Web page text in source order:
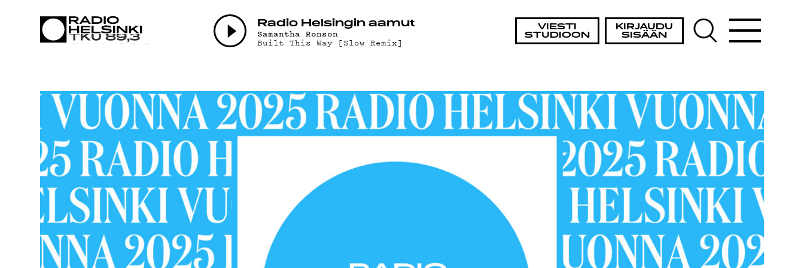
VIESTI
STUDIOON
KIRJAUDU
SISÄÄN
Radio Helsingin aamut
Samantha Ronson
Built This Way [Slow Remix]
AJANKOHTAISTA
OHJELMAT
TEKIJÄT
ON-DEMAND
PODCAST
MAINOSTA